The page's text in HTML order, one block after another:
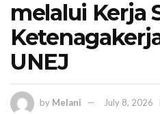
melalui Kerja
UNEJ
by Melani July 8, 2026